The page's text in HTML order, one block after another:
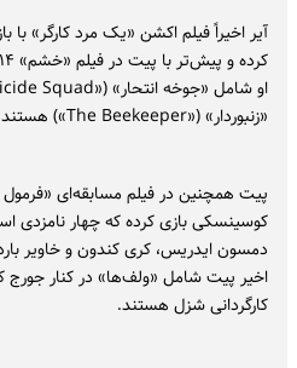
آیر اخیراً فیلم اکشن «یک مرد کارگر» با
«زنبوردار» («The Beekeeper») هستند.
پیت همچنین در فیلم مسابقه‌ای
کوسینسکی بازی کرده که چهار نامزدی
دمسون ایدریس، کری کندون و خاویر
کارگردانی شزل هستند.